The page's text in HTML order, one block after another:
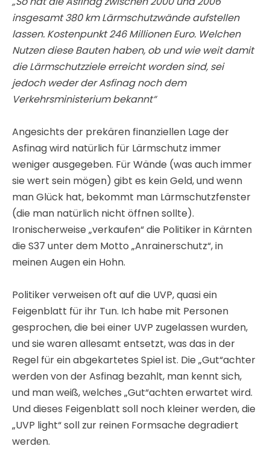
insgesamt 380 km Lärmschutzwände aufstellen
lassen. Kostenpunkt 246 Millionen Euro. Welchen
Nutzen diese Bauten haben, ob und wie weit damit
die Lärmschutzziele erreicht worden sind, sei
jedoch weder der Asfinag noch dem
Verkehrsministerium bekannt“
Angesichts der prekären finanziellen Lage der
Asfinag wird natürlich für Lärmschutz immer
weniger ausgegeben. Für Wände (was auch immer
sie wert sein mögen) gibt es kein Geld, und wenn
man Glück hat, bekommt man Lärmschutzfenster
(die man natürlich nicht öffnen sollte).
Ironischerweise „verkaufen“ die Politiker in Kärnten
die S37 unter dem Motto „Anrainerschutz“, in
meinen Augen ein Hohn.
Politiker verweisen oft auf die UVP, quasi ein
Feigenblatt für ihr Tun. Ich habe mit Personen
gesprochen, die bei einer UVP zugelassen wurden,
und sie waren allesamt entsetzt, was das in der
Regel für ein abgekartetes Spiel ist. Die „Gut“achter
werden von der Asfinag bezahlt, man kennt sich,
und man weiß, welches „Gut“achten erwartet wird.
Und dieses Feigenblatt soll noch kleiner werden, die
„UVP light“ soll zur reinen Formsache degradiert
werden.